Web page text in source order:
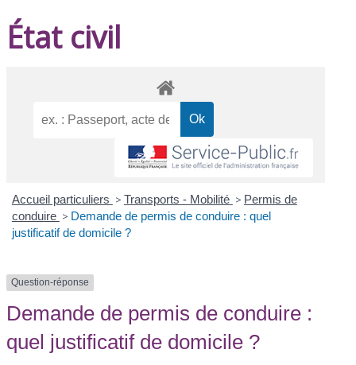
État civil
Accueil particuliers > Transports - Mobilité > Permis de
conduire > Demande de permis de conduire : quel
justificatif de domicile ?
Question-réponse
Demande de permis de conduire :
quel justificatif de domicile ?